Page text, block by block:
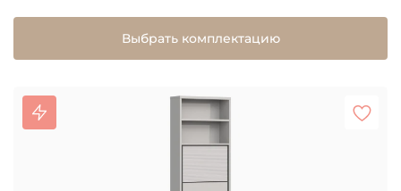
Выбрать комплектацию